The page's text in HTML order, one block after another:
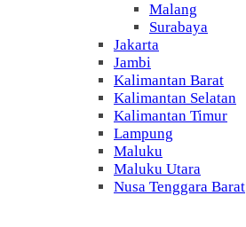
Malang
Surabaya
Jakarta
Jambi
Kalimantan Barat
Kalimantan Selatan
Kalimantan Timur
Lampung
Maluku
Maluku Utara
Nusa Tenggara Barat